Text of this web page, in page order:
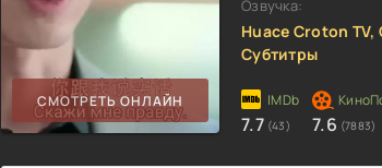
СМОТРЕТЬ ОНЛАЙН
Озвучка:
Huace Croton TV,
Субтитры
7.7 (43) 7.6 (7883)